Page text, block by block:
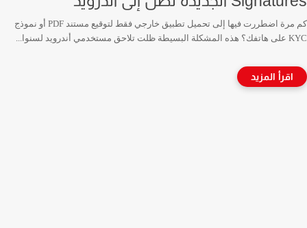
كم مرة اضطررت فيها إلى تحميل تطبيق خارجي فقط لتوقيع مستند PDF أو نموذج
KYC على هاتفك؟ هذه المشكلة البسيطة ظلت تلاحق مستخدمي أندرويد لسنوا...